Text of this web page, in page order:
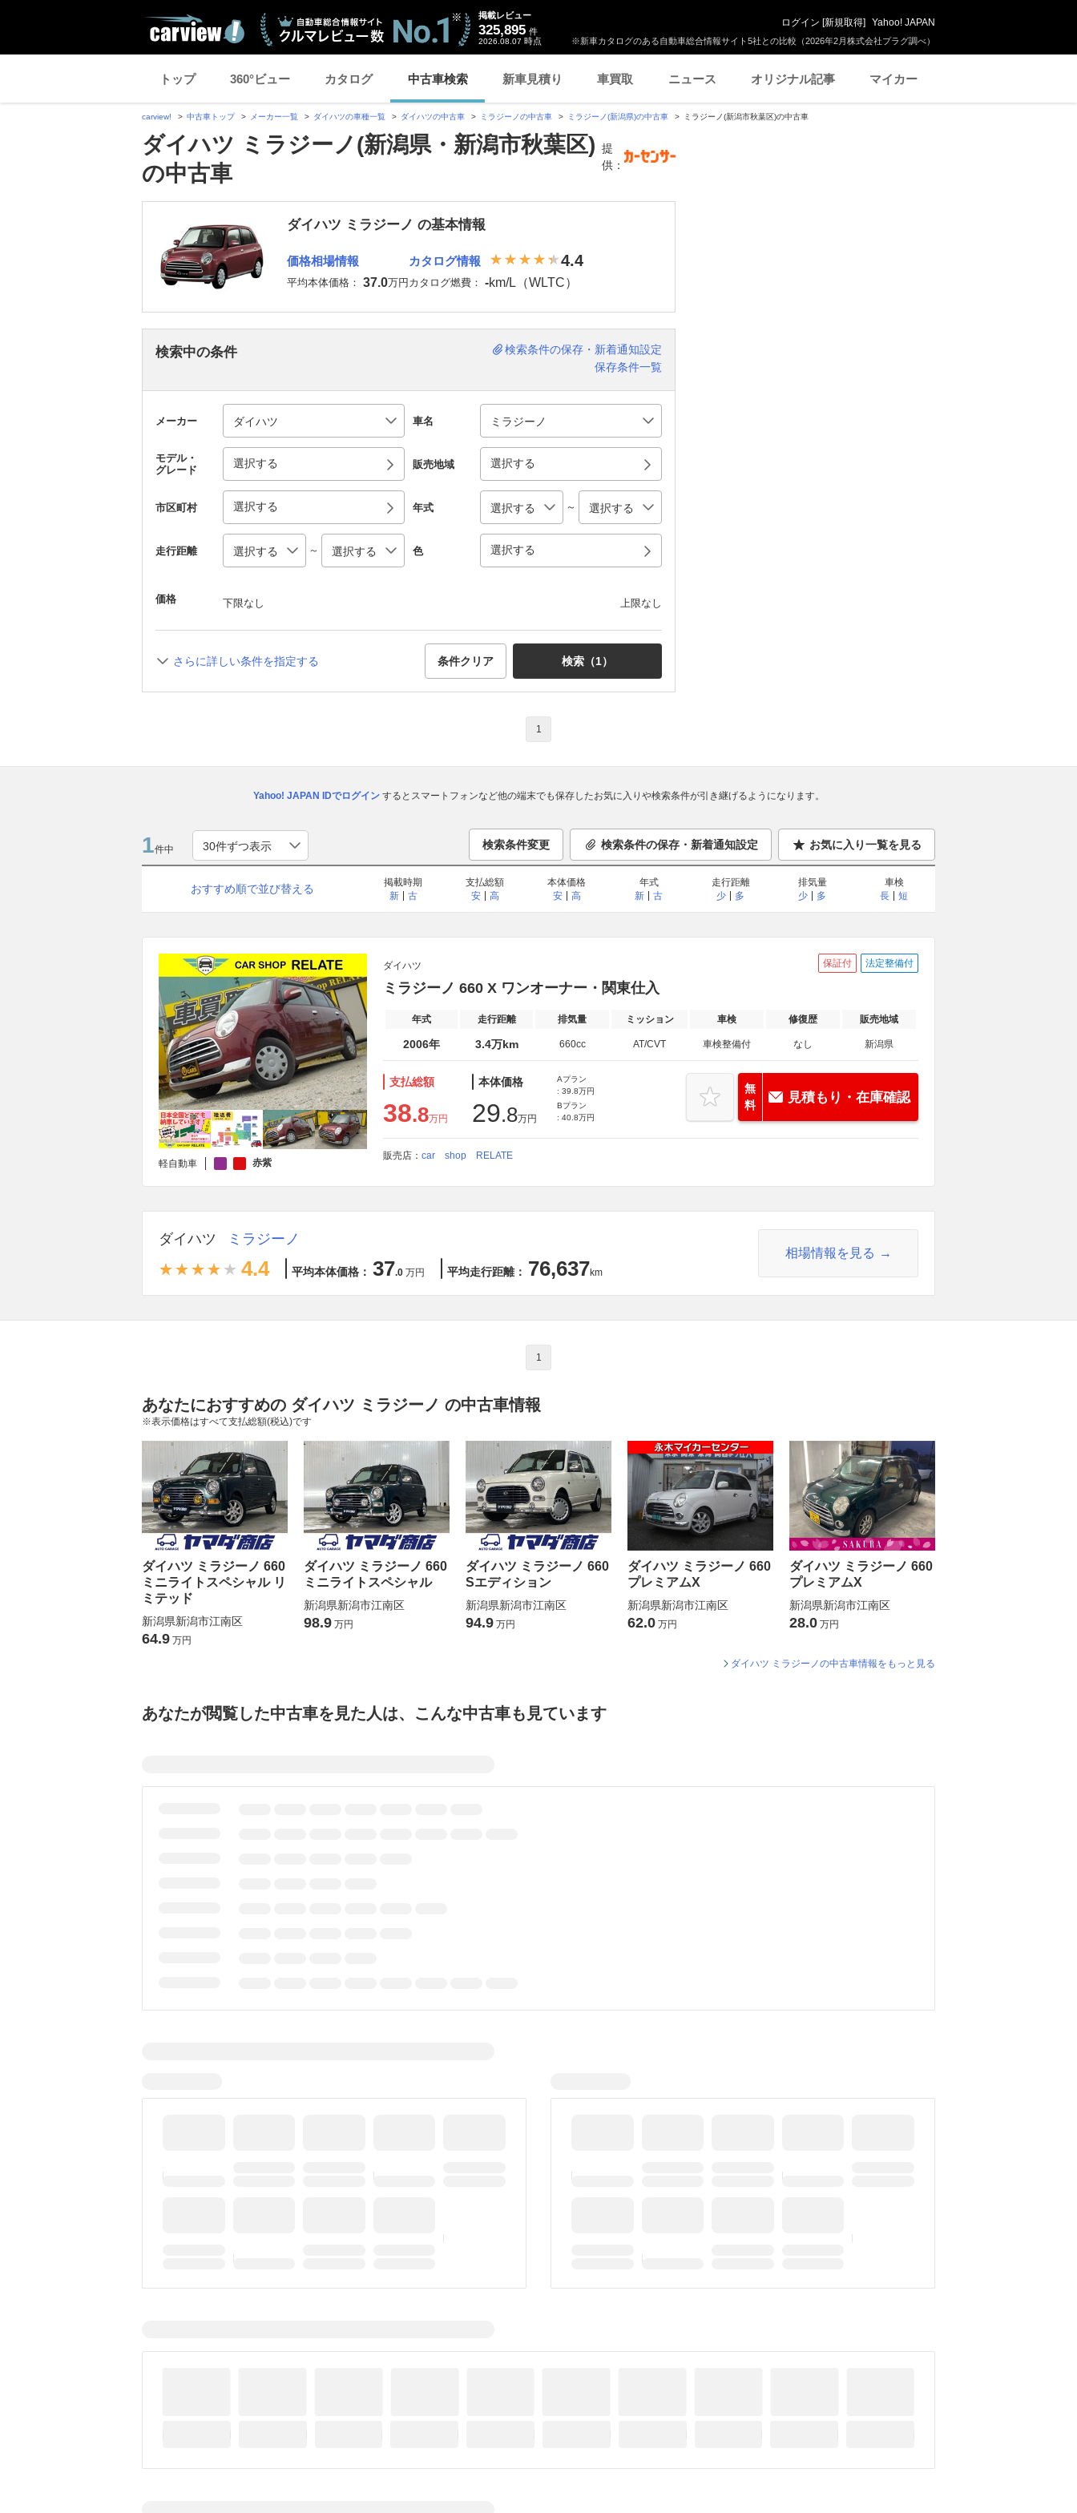
※新車カタログのある自動車総合情報サイト5社との比較（2026年2月株式会社プラグ調べ）
掲載レビュー
325,895 件
2026.08.07 時点
ログイン [新規取得] Yahoo! JAPAN
トップ 360°ビュー カタログ 中古車検索 新車見積り 車買取 ニュース オリジナル記事 マイカー
carview! 中古車トップ メーカー一覧 ダイハツの車種一覧 ダイハツの中古車 ミラジーノの中古車 ミラジーノ(新潟県)の中古車 ミラジーノ(新潟市秋葉区)の中古車
ダイハツ ミラジーノ(新潟県・新潟市秋葉区)
の中古車
提
供：
ダイハツ ミラジーノ の基本情報
価格相場情報
平均本体価格： 37.0万円
カタログ情報 4.4
カタログ燃費： -km/L（WLTC）
検索中の条件
検索条件の保存・新着通知設定
保存条件一覧
メーカー 車名
モデル・
グレード
選択する 販売地域 選択する
市区町村 選択する 年式 ～
走行距離 ～ 色 選択する
価格 下限なし 上限なし
さらに詳しい条件を指定する 条件クリア 検索（1）
1
Yahoo! JAPAN IDでログインするとスマートフォンなど他の端末でも保存したお気に入りや検索条件が引き継げるようになります。
1件中 検索条件変更 検索条件の保存・新着通知設定 お気に入り一覧を見る
おすすめ順で並び替える
掲載時期
新
古
支払総額
安
高
本体価格
安
高
年式
新
古
走行距離
少
多
排気量
少
多
車検
長
短
軽自動車 赤紫
ダイハツ 保証付 法定整備付
ミラジーノ 660 X ワンオーナー・関東仕入
年式 走行距離 排気量 ミッション 車検 修復歴 販売地域
2006年 3.4万km 660cc AT/CVT 車検整備付 なし 新潟県
支払総額
38.8万円
本体価格
29.8万円
Aプラン
: 39.8万円
Bプラン
: 40.8万円
無
料
見積もり・在庫確認
販売店： car shop RELATE
ダイハツ ミラジーノ
4.4 平均本体価格： 37.0 万円 平均走行距離： 76,637km
相場情報を見る
1
あなたにおすすめの ダイハツ ミラジーノ の中古車情報
※表示価格はすべて支払総額(税込)です
ダイハツ ミラジーノ 660
ミニライトスペシャル リ
ミテッド
新潟県新潟市江南区
64.9 万円
ダイハツ ミラジーノ 660
ミニライトスペシャル
新潟県新潟市江南区
98.9 万円
ダイハツ ミラジーノ 660
Sエディション
新潟県新潟市江南区
94.9 万円
ダイハツ ミラジーノ 660
プレミアムX
新潟県新潟市江南区
62.0 万円
ダイハツ ミラジーノ 660
プレミアムX
新潟県新潟市江南区
28.0 万円
ダイハツ ミラジーノの中古車情報をもっと見る
あなたが閲覧した中古車を見た人は、こんな中古車も見ています